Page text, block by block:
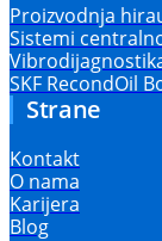
Proizvodnja
Sistemi
SKF RecondOil
Strane
Kontakt
O nama
Karijera
Blog